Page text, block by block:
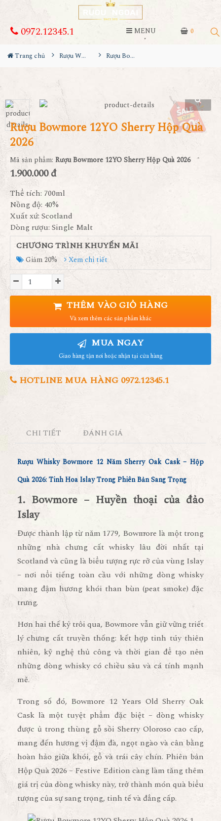
0
0972.12345.1 MENU
Trang chủ Rượu Whisky Rượu Bowmore 12YO Sherry Hộp Quà 2026
Rượu Bowmore 12YO Sherry Hộp Quà
2026
Mã sản phẩm: Rượu Bowmore 12YO Sherry Hộp Quà 2026
1.900.000 đ
Thể tích: 700ml
Nồng độ: 40%
Xuất xứ: Scotland
Dòng rượu: Single Malt
CHƯƠNG TRÌNH KHUYẾN MÃI
Giảm 20% Xem chi tiết
THÊM VÀO GIỎ HÀNG
Và xem thêm các sản phẩm khác
MUA NGAY
Giao hàng tận nơi hoặc nhận tại cửa hàng
HOTLINE MUA HÀNG 0972.12345.1
CHI TIẾT ĐÁNH GIÁ
Rượu Whisky Bowmore 12 Năm Sherry Oak Cask – Hộp
Quà 2026: Tinh Hoa Islay Trong Phiên Bản Sang Trọng
1. Bowmore – Huyền thoại của đảo
Islay
Được thành lập từ năm1779, Bowmore là một trong
những nhà chưng cất whisky lâu đời nhất tại
Scotland và cũng là biểu tượng rực rỡ của vùng Islay
– nơi nổi tiếng toàn cầu với những dòngwhisky
mang đậm hương khói than bùn (peat smoke) đặc
trưng.
Hơn hai thế kỷ trôi qua, Bowmore vẫn giữ vững triết
lý chưng cất truyền thống: kết hợp tinh túy thiên
nhiên, kỹ nghệ thủ công và thời gian để tạo nên
những dòng whisky có chiều sâu và cá tính mạnh
mẽ.
Trong số đó, Bowmore 12 Years Old Sherry Oak
Cask là một tuyệt phẩm đặc biệt – dòng whisky
được ủ trong thùng gỗ sồi Sherry Oloroso cao cấp,
mang đến hương vị đậm đà, ngọt ngào và cân bằng
hoàn hảo giữakhói, gỗ và trái cây chín. Phiên bản
Hộp Quà 2026 – Festive Edition càng làm tăng thêm
giá trị của dòng whisky này, trở thành món quà biểu
tượng của sự sang trọng, tinh tế và đẳng cấp.